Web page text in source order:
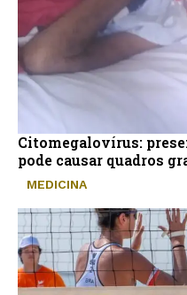
Citomegalovírus:
pode causar quadros
MEDICINA